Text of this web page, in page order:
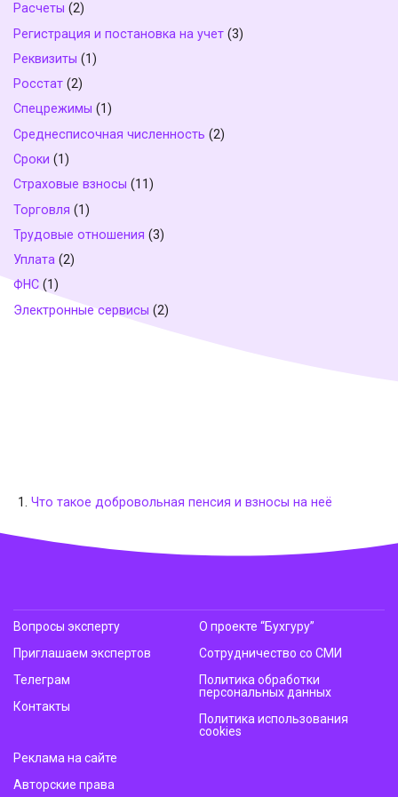
Расчеты (2)
Регистрация и постановка на учет (3)
Реквизиты (1)
Росстат (2)
Спецрежимы (1)
Среднесписочная численность (2)
Сроки (1)
Страховые взносы (11)
Торговля (1)
Трудовые отношения (3)
Уплата (2)
ФНС (1)
Электронные сервисы (2)
Что такое добровольная пенсия и взносы на неё
Вопросы эксперту
Приглашаем экспертов
Телеграм
Контакты
О проекте “Бухгуру”
Сотрудничество со СМИ
Политика обработки
персональных данных
Политика использования
cookies
Реклама на сайте
Авторские права